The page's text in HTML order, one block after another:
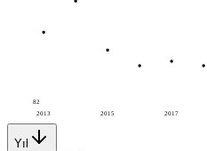
2013 2015 2017
82
Yıl